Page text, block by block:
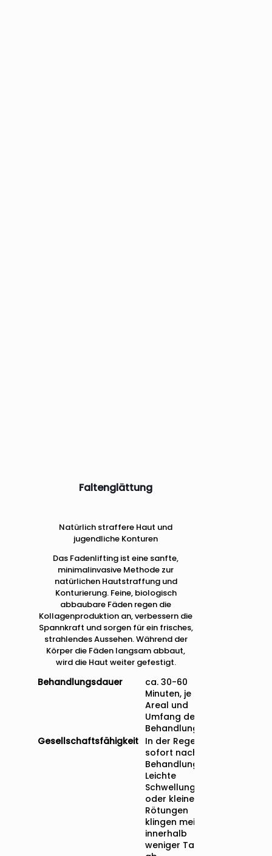
Faltenglättung
Natürlich straffere Haut und
jugendliche Konturen
Das Fadenlifting ist eine sanfte,
minimalinvasive Methode zur
natürlichen Hautstraffung und
Konturierung. Feine, biologisch
abbaubare Fäden regen die
Kollagenproduktion an, verbessern die
Spannkraft und sorgen für ein frisches,
strahlendes Aussehen. Während der
Körper die Fäden langsam abbaut,
wird die Haut weiter gefestigt.
Behandlungsdauer
ca. 30-60
Minuten, je nach
Areal und
Umfang der
Behandlung.
Gesellschaftsfähigkeit In der Regel
sofort nach der
Behandlung.
Leichte
Schwellungen
oder kleine
Rötungen
klingen meist
innerhalb
weniger Tage